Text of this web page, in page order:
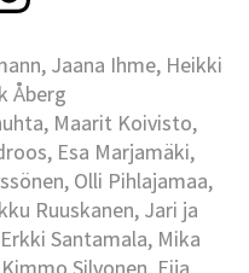
Jaana Ihme, Heikki
Åberg
Maarit Koivisto,
Esa Marjamäki,
Olli Pihlajamaa,
Ruuskanen, Jari ja
Santamala, Mika